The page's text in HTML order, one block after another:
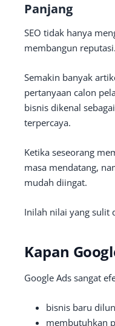
Panjang
SEO tidak hanya
membangun reputasi.
Semakin banyak
pertanyaan calon
bisnis dikenal
terpercaya.
Ketika seseorang
masa mendatang,
mudah diingat.
Inilah nilai yang sulit
Kapan
Google Ads sangat
bisnis baru
membutuhkan